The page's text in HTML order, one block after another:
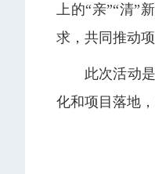
上的“亲”“清
求，共同推动项
此次活动
化和项目落地